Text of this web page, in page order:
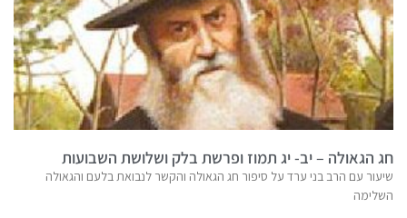
חג הגאולה – יב- יג תמוז ופרשת בלק ושלושת השבועות
שיעור עם הרב בני ערד על סיפור חג הגאולה והקשר לנבואת בלעם והגאולה
השלימה